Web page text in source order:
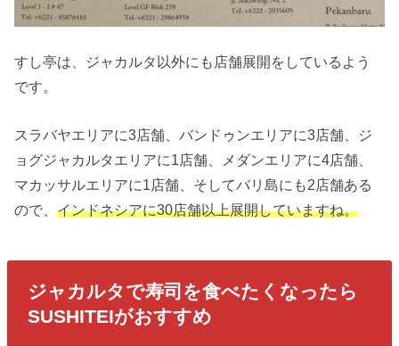
すし亭は、ジャカルタ以外にも店舗展開をしているよう
です。
スラバヤエリアに3店舗、バンドゥンエリアに3店舗、ジ
ョグジャカルタエリアに1店舗、メダンエリアに4店舗、
マカッサルエリアに1店舗、そしてバリ島にも2店舗ある
ので、インドネシアに30店舗以上展開していますね。
ジャカルタで寿司を食べたくなったら
SUSHITEIがおすすめ